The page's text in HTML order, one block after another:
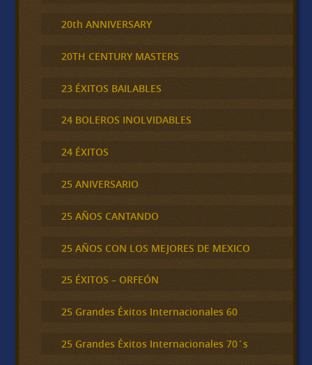
20th ANNIVERSARY
20TH CENTURY MASTERS
23 ÉXITOS BAILABLES
24 BOLEROS INOLVIDABLES
24 ÉXITOS
25 ANIVERSARIO
25 AÑOS CANTANDO
25 AÑOS CON LOS MEJORES DE MEXICO
25 ÉXITOS – ORFEÓN
25 Grandes Éxitos Internacionales 60
25 Grandes Éxitos Internacionales 70´s